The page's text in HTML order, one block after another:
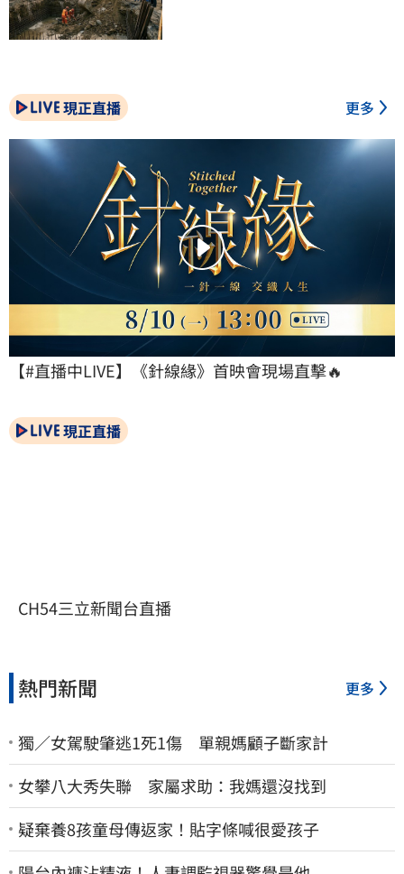
現正直播 更多
【#直播中LIVE】《針線緣》首映會現場直擊🔥
現正直播
CH54三立新聞台直播
熱門新聞 更多
獨／女駕駛肇逃1死1傷 單親媽顧子斷家計
女攀八大秀失聯 家屬求助：我媽還沒找到
疑棄養8孩童母傳返家！貼字條喊很愛孩子